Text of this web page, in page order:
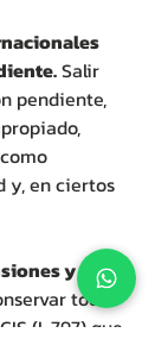
Salir
pendiente,
y, en ciertos
y
todas
(I-797) que